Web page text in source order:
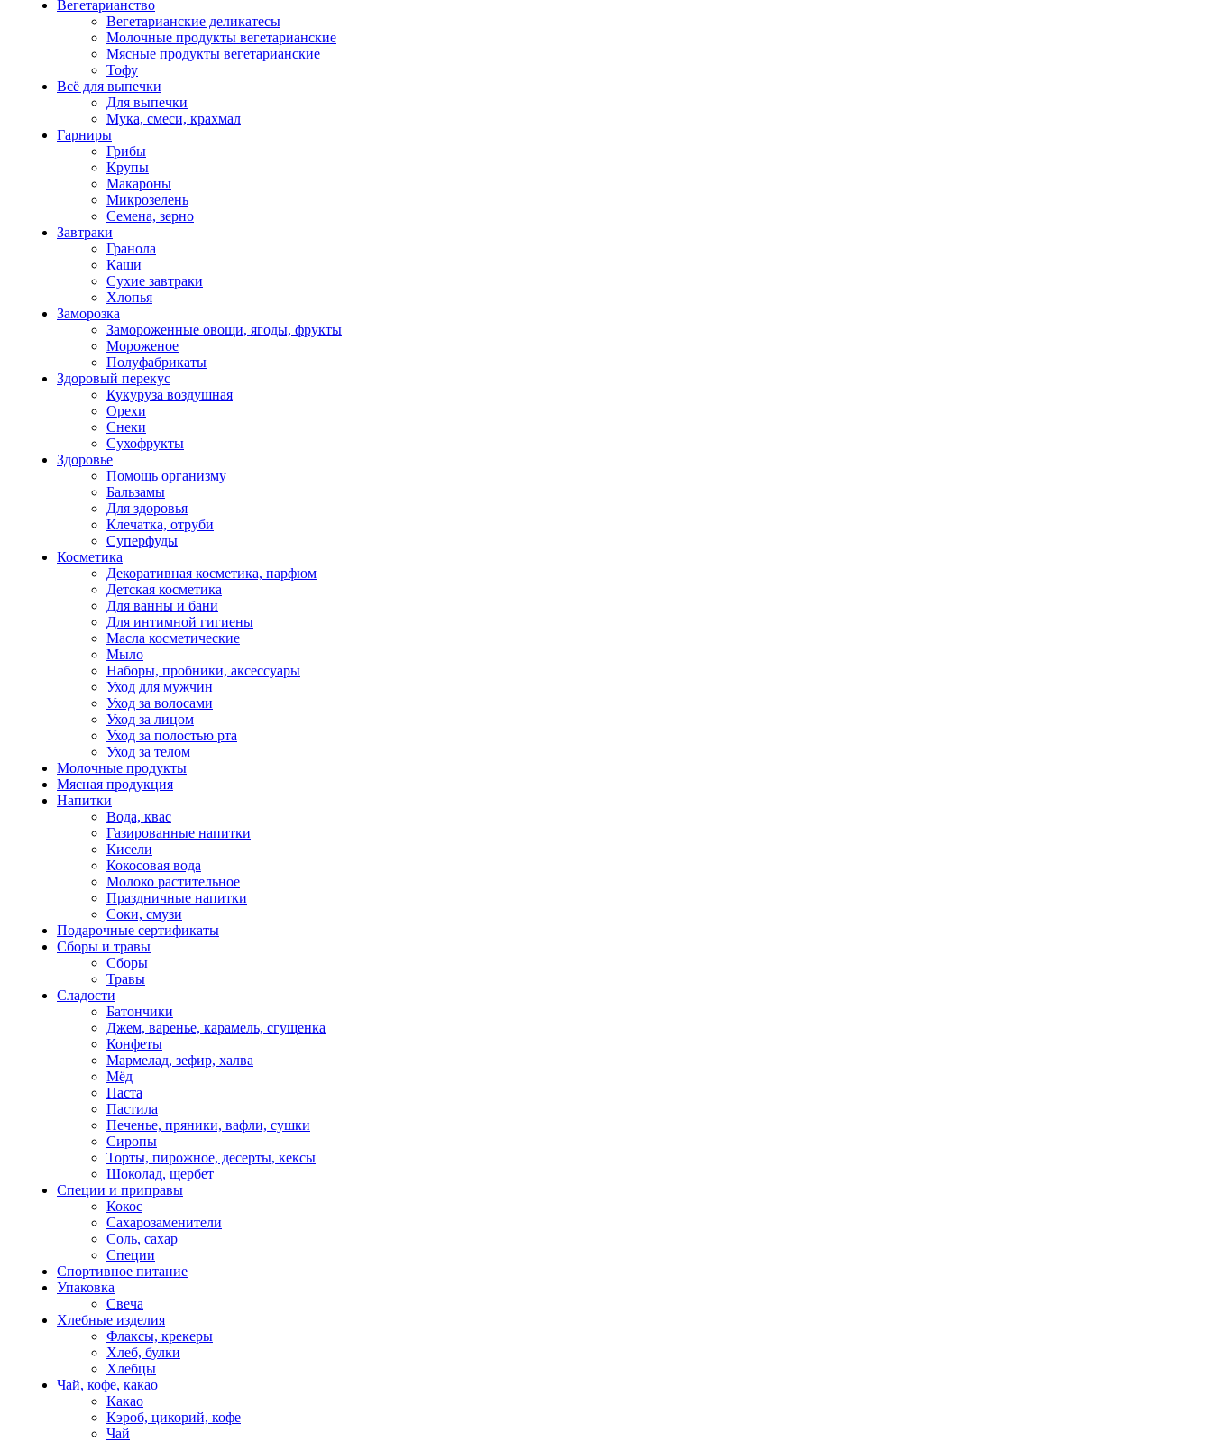
Вегетарианство
Вегетарианские деликатесы
Молочные продукты вегетарианские
Мясные продукты вегетарианские
Тофу
Всё для выпечки
Для выпечки
Мука, смеси, крахмал
Гарниры
Грибы
Крупы
Макароны
Микрозелень
Семена, зерно
Завтраки
Гранола
Каши
Сухие завтраки
Хлопья
Заморозка
Замороженные овощи, ягоды, фрукты
Мороженое
Полуфабрикаты
Здоровый перекус
Кукуруза воздушная
Орехи
Снеки
Сухофрукты
Здоровье
Помощь организму
Бальзамы
Для здоровья
Клечатка, отруби
Суперфуды
Косметика
Декоративная косметика, парфюм
Детская косметика
Для ванны и бани
Для интимной гигиены
Масла косметические
Мыло
Наборы, пробники, аксессуары
Уход для мужчин
Уход за волосами
Уход за лицом
Уход за полостью рта
Уход за телом
Молочные продукты
Мясная продукция
Напитки
Вода, квас
Газированные напитки
Кисели
Кокосовая вода
Молоко растительное
Праздничные напитки
Соки, смузи
Подарочные сертификаты
Сборы и травы
Сборы
Травы
Сладости
Батончики
Джем, варенье, карамель, сгущенка
Конфеты
Мармелад, зефир, халва
Мёд
Паста
Пастила
Печенье, пряники, вафли, сушки
Сиропы
Торты, пирожное, десерты, кексы
Шоколад, щербет
Специи и приправы
Кокос
Сахарозаменители
Соль, сахар
Специи
Спортивное питание
Упаковка
Свеча
Хлебные изделия
Флаксы, крекеры
Хлеб, булки
Хлебцы
Чай, кофе, какао
Какао
Кэроб, цикорий, кофе
Чай